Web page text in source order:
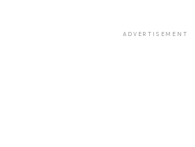
ADVERTISEMENT